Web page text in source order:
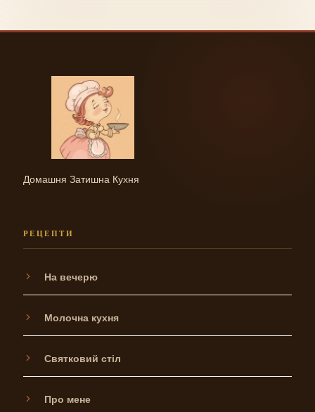
Домашня Затишна Кухня
РЕЦЕПТИ
На вечерю
Молочна кухня
Святковий стіл
Про мене